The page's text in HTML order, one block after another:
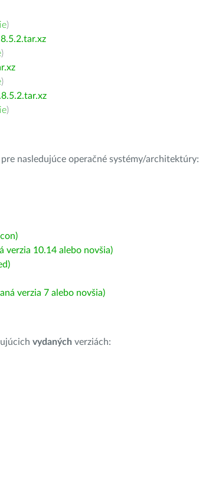
)
)
)
)
nasledujúce operačné systémy/architektúry:
verzia 10.14 alebo novšia)
verzia 7 alebo novšia)
vydaných verziách: